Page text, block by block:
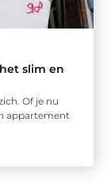
slim en
Of je nu
appartement